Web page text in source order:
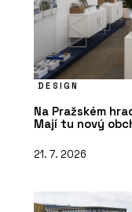
DESIGN
Na Pražském
Mají tu nový
21. 7. 2026